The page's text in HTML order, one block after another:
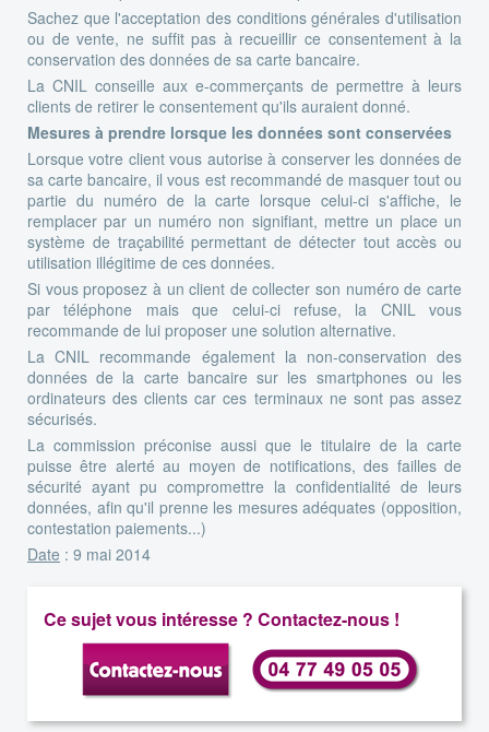
Sachez que l'acceptation des conditions générales d'utilisation
ou de vente, ne suffit pas à recueillir ce consentement à la
conservation des données de sa carte bancaire.
La CNIL conseille aux e-commerçants de permettre à leurs
clients de retirer le consentement qu'ils auraient donné.
Mesures à prendre lorsque les données sont conservées
Lorsque votre client vous autorise à conserver les données de
sa carte bancaire, il vous est recommandé de masquer tout ou
partie du numéro de la carte lorsque celui-ci s'affiche, le
remplacer par un numéro non signifiant, mettre un place un
système de traçabilité permettant de détecter tout accès ou
utilisation illégitime de ces données.
Si vous proposez à un client de collecter son numéro de carte
par téléphone mais que celui-ci refuse, la CNIL vous
recommande de lui proposer une solution alternative.
La CNIL recommande également la non-conservation des
données de la carte bancaire sur les smartphones ou les
ordinateurs des clients car ces terminaux ne sont pas assez
sécurisés.
La commission préconise aussi que le titulaire de la carte
puisse être alerté au moyen de notifications, des failles de
sécurité ayant pu compromettre la confidentialité de leurs
données, afin qu'il prenne les mesures adéquates (opposition,
contestation paiements...)
Date : 9 mai 2014
Ce sujet vous intéresse ? Contactez-nous !